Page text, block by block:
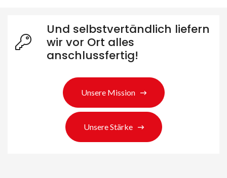
Und selbstvertändlich liefern
wir vor Ort alles
anschlussfertig!
Unsere Mission
Unsere Stärke